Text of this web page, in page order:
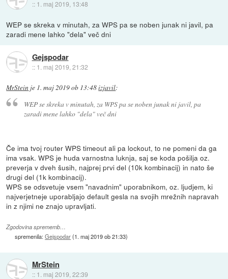
:: 1. maj 2019, 13:48
WEP se skreka v minutah, za WPS pa se noben junak ni javil, pa
zaradi mene lahko "dela" več dni
Gejspodar
:: 1. maj 2019, 21:32
MrStein je 1. maj 2019 ob 13:48izjavil:
WEP se skreka v minutah, za WPS pa se noben junak ni javil, pa
zaradi mene lahko "dela" več dni
Če ima tvoj router WPS timeout ali pa lockout, to ne pomeni da ga
ima vsak. WPS je huda varnostna luknja, saj se koda pošilja oz.
preverja v dveh šusih, najprej prvi del (10k kombinacij) in nato še
drugi del (1k kombinacij).
WPS se odsvetuje vsem "navadnim" uporabnikom, oz. ljudjem, ki
najverjetneje uporabljajo default gesla na svojih mrežnih napravah
in z njimi ne znajo upravljati.
Zgodovina sprememb…
spremenila:Gejspodar(1. maj 2019 ob 21:33)
MrStein
:: 1. maj 2019, 22:39